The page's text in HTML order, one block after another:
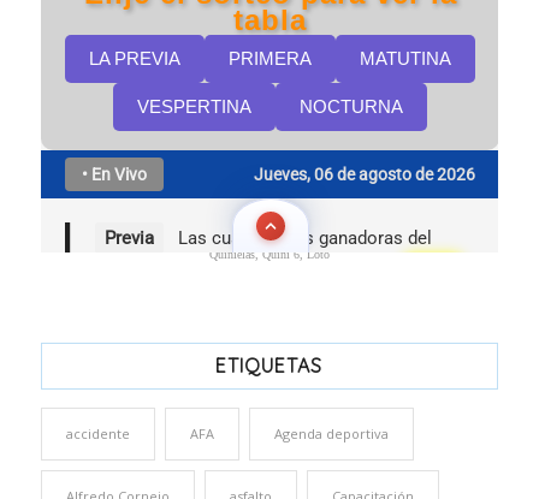
Quinielas, Quini 6, Loto
ETIQUETAS
accidente AFA Agenda deportiva